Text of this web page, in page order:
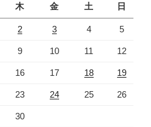
木 金 土 日
2 3 4 5
9 10 11 12
16 17 18 19
23 24 25 26
30